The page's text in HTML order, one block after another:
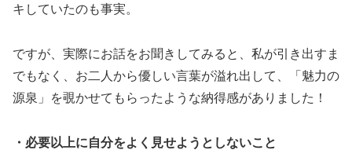
キしていたのも事実。
ですが、実際にお話をお聞きしてみると、私が引き出すま
でもなく、お二人から優しい言葉が溢れ出して、「魅力の
源泉」を覗かせてもらったような納得感がありました！
・必要以上に自分をよく見せようとしないこと